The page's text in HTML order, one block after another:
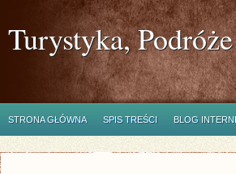
Turystyka, Podróże
STRONA GŁÓWNA SPIS TREŚCI BLOG